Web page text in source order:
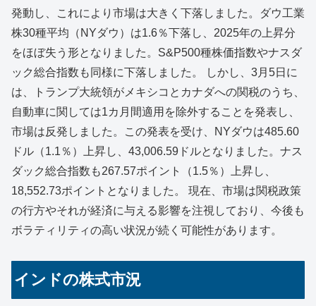
発動し、これにより市場は大きく下落しました。​ダウ工業
株30種平均（NYダウ）は1.6％下落し、2025年の上昇分
をほぼ失う形となりました。​S&P500種株価指数やナスダ
ック総合指数も同様に下落しました。 ​しかし、3月5日に
は、トランプ大統領がメキシコとカナダへの関税のうち、
自動車に関しては1カ月間適用を除外することを発表し、
市場は反発しました。​この発表を受け、NYダウは485.60
ドル（1.1％）上昇し、43,006.59ドルとなりました。​ナス
ダック総合指数も267.57ポイント（1.5％）上昇し、
18,552.73ポイントとなりました。 ​現在、市場は関税政策
の行方やそれが経済に与える影響を注視しており、今後も
ボラティリティの高い状況が続く可能性があります。
インドの株式市況